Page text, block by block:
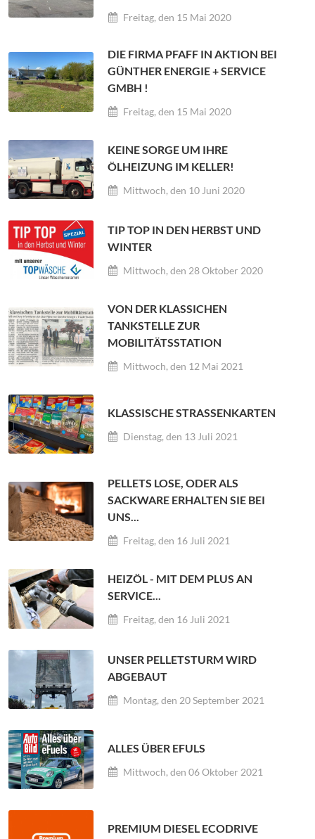
Freitag, den 15 Mai 2020
DIE FIRMA PFAFF IN AKTION BEI
GÜNTHER ENERGIE + SERVICE
GMBH !
Freitag, den 15 Mai 2020
KEINE SORGE UM IHRE
ÖLHEIZUNG IM KELLER!
Mittwoch, den 10 Juni 2020
TIP TOP IN DEN HERBST UND
WINTER
Mittwoch, den 28 Oktober 2020
VON DER KLASSICHEN
TANKSTELLE ZUR
MOBILITÄTSSTATION
Mittwoch, den 12 Mai 2021
KLASSISCHE STRASSENKARTEN
Dienstag, den 13 Juli 2021
PELLETS LOSE, ODER ALS
SACKWARE ERHALTEN SIE BEI
UNS...
Freitag, den 16 Juli 2021
HEIZÖL - MIT DEM PLUS AN
SERVICE...
Freitag, den 16 Juli 2021
UNSER PELLETSTURM WIRD
ABGEBAUT
Montag, den 20 September 2021
ALLES ÜBER EFULS
Mittwoch, den 06 Oktober 2021
PREMIUM DIESEL ECODRIVE